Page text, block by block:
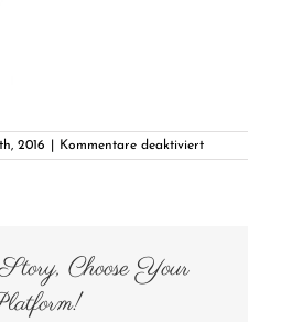
2016 Kommentare deaktiviertfür
7231-
Choose Your